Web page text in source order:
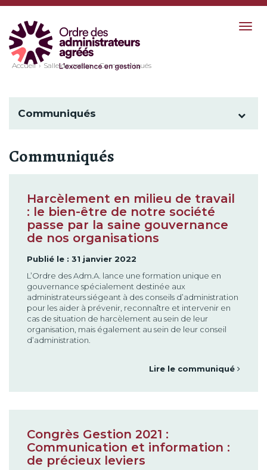
Accueil Salle de presse Communiqués
Communiqués
Communiqués
Harcèlement en milieu de travail
: le bien-être de notre société
passe par la saine gouvernance
de nos organisations
Publié le : 31 janvier 2022
L’Ordre des Adm.A. lance une formation unique en
gouvernance spécialement destinée aux
administrateurs siégeant à des conseils d’administration
pour les aider à prévenir, reconnaître et intervenir en
cas de situation de harcèlement au sein de leur
organisation, mais également au sein de leur conseil
d’administration.
Lire le communiqué
Congrès Gestion 2021 :
Communication et information :
de précieux leviers